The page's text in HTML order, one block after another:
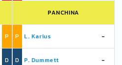
P
D
PANCHINA
P L. Karius -
D P. Dummett -